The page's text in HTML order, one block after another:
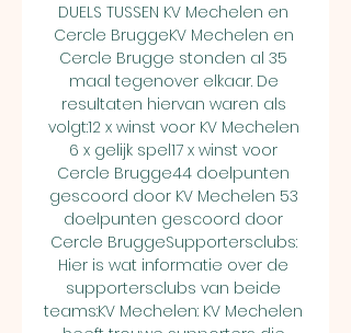
DUELS TUSSEN KV Mechelen en
Cercle BruggeKV Mechelen en
Cercle Brugge stonden al 35
maal tegenover elkaar. De
resultaten hiervan waren als
volgt:12 x winst voor KV Mechelen
6 x gelijk spel17 x winst voor
Cercle Brugge44 doelpunten
gescoord door KV Mechelen 53
doelpunten gescoord door
Cercle BruggeSupportersclubs:
Hier is wat informatie over de
supportersclubs van beide
teams:KV Mechelen: KV Mechelen